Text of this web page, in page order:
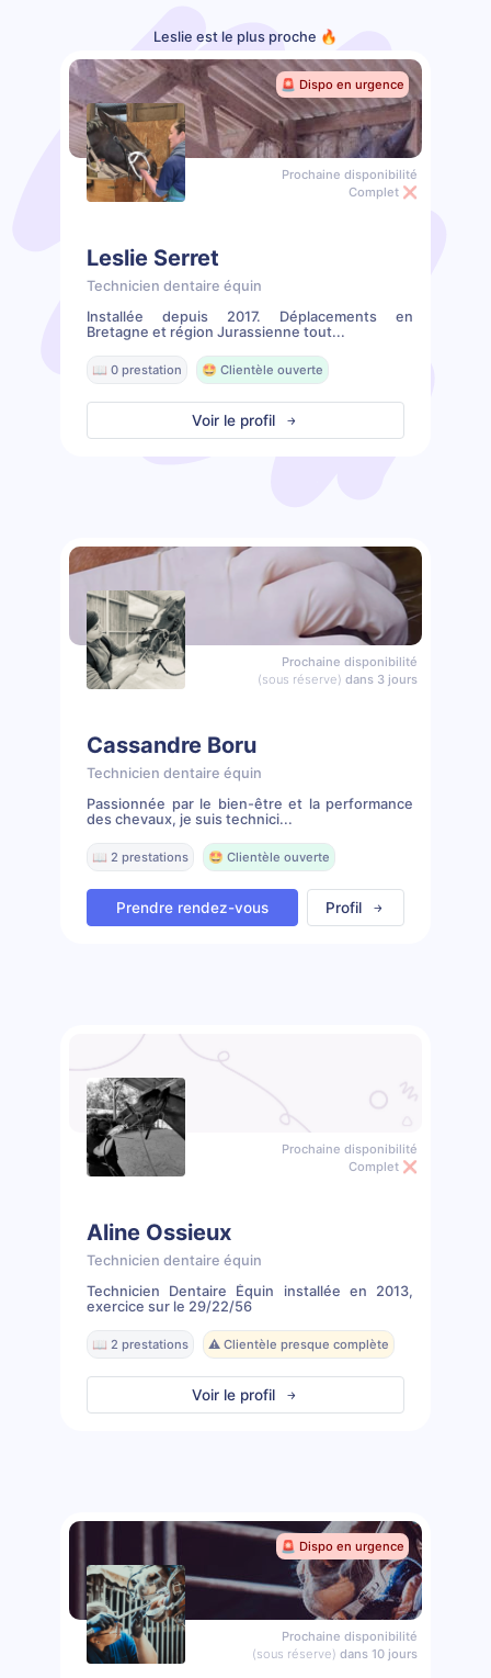
Leslie est le plus proche 🔥
🚨 Dispo en urgence
Prochaine disponibilité
Complet ❌
Leslie Serret
Technicien dentaire équin
Installée depuis 2017. Déplacements en
Bretagne et région Jurassienne tout...
📖 0 prestation 🤩 Clientèle ouverte
Voir le profil
Prochaine disponibilité
(sous réserve) dans 3 jours
Cassandre Boru
Technicien dentaire équin
Passionnée par le bien-être et la performance
des chevaux, je suis technici...
📖 2 prestations 🤩 Clientèle ouverte
Prendre rendez-vous Profil
Prochaine disponibilité
Complet ❌
Aline Ossieux
Technicien dentaire équin
Technicien Dentaire Équin installée en 2013,
exercice sur le 29/22/56
📖 2 prestations ⚠️ Clientèle presque complète
Voir le profil
🚨 Dispo en urgence
Prochaine disponibilité
(sous réserve) dans 10 jours